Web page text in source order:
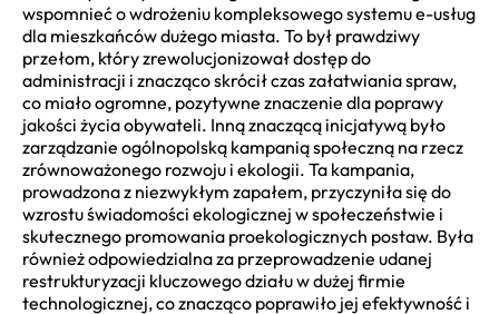
wspomnieć o wdrożeniu kompleksowego systemu e-usług
dla mieszkańców dużego miasta. To był prawdziwy
przełom, który zrewolucjonizował dostęp do
administracji i znacząco skrócił czas załatwiania spraw,
co miało ogromne, pozytywne znaczenie dla poprawy
jakości życia obywateli. Inną znaczącą inicjatywą było
zarządzanie ogólnopolską kampanią społeczną na rzecz
zrównoważonego rozwoju i ekologii. Ta kampania,
prowadzona z niezwykłym zapałem, przyczyniła się do
wzrostu świadomości ekologicznej w społeczeństwie i
skutecznego promowania proekologicznych postaw. Była
również odpowiedzialna za przeprowadzenie udanej
restrukturyzacji kluczowego działu w dużej firmie
technologicznej, co znacząco poprawiło jej efektywność i